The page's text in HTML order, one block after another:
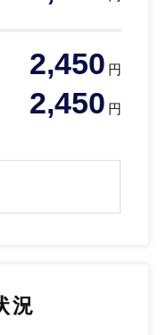
2,450 円
2,450 円
況